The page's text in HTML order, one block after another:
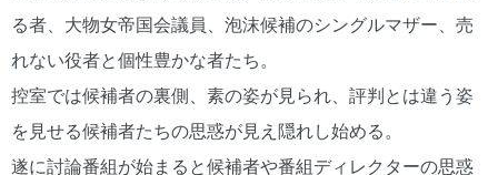
る者、大物女帝国会議員、泡沫候補のシングルマザー、売
れない役者と個性豊かな者たち。
控室では候補者の裏側、素の姿が見られ、評判とは違う姿
を見せる候補者たちの思惑が見え隠れし始める。
遂に討論番組が始まると候補者や番組ディレクターの思惑